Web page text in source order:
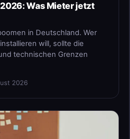
Was Mieter jetzt
in Deutschland. Wer
will, sollte die
technischen Grenzen
2026